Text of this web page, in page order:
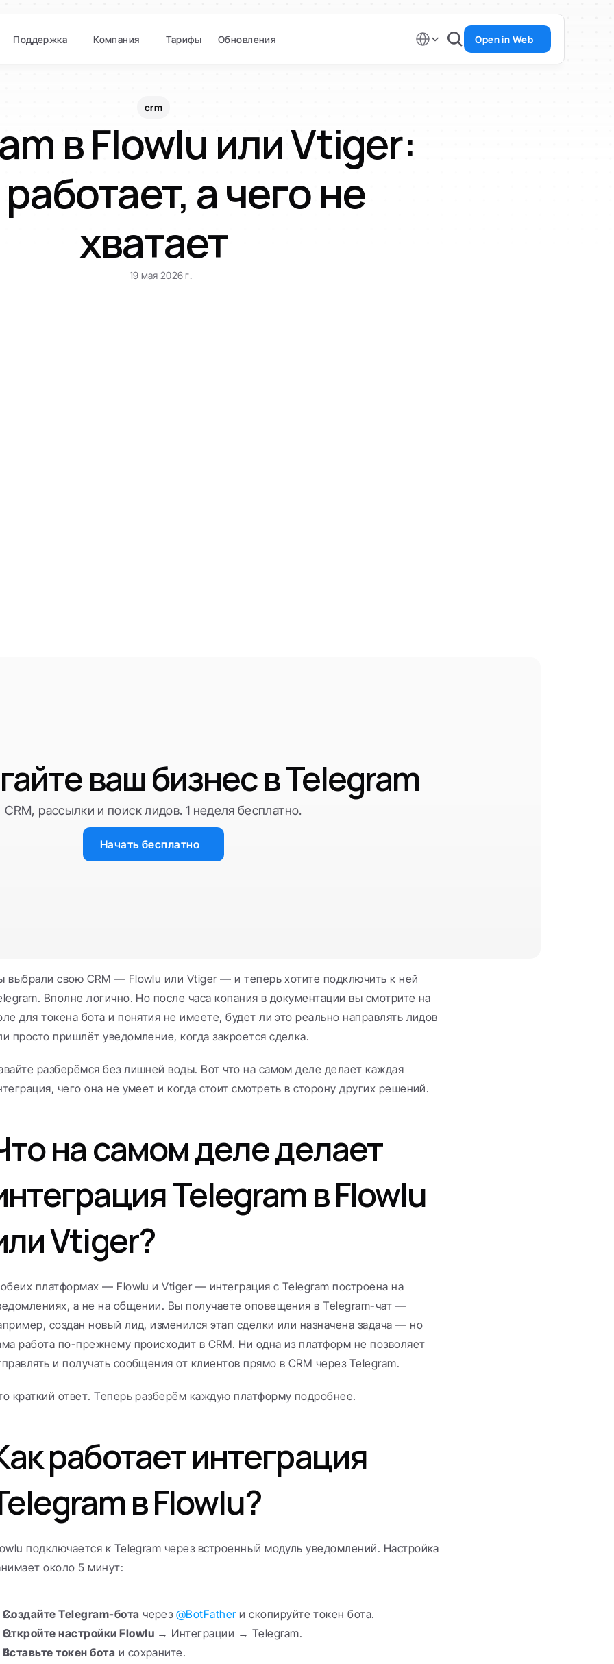
crm
в Flowlu или Vtiger:
а чего не
хватает
19 мая 2026 г.
ваш бизнес в Telegram
CRM, рассылки и поиск лидов. 1 неделя бесплатно.
Начать бесплатно
выбрали свою CRM — Flowlu или Vtiger — и теперь хотите подключить к ней
Вполне логично. Но после часа копания в документации вы смотрите на
для токена бота и понятия не имеете, будет ли это реально направлять лидов
просто пришлёт уведомление, когда закроется сделка.
разберёмся без лишней воды. Вот что на самом деле делает каждая
чего она не умеет и когда стоит смотреть в сторону других решений.
на самом деле делает
Telegram в Flowlu
Vtiger?
платформах — Flowlu и Vtiger — интеграция с Telegram построена на
а не на общении. Вы получаете оповещения в Telegram-чат —
создан новый лид, изменился этап сделки или назначена задача — но
работа по-прежнему происходит в CRM. Ни одна из платформ не позволяет
и получать сообщения от клиентов прямо в CRM через Telegram.
краткий ответ. Теперь разберём каждую платформу подробнее.
работает интеграция
в Flowlu?
подключается к Telegram через встроенный модуль уведомлений. Настройка
около 5 минут:
Создайте Telegram-бота через @BotFather и скопируйте токен бота.
Откройте настройки Flowlu → Интеграции → Telegram.
Вставьте токен бота и сохраните.
Поддержка Компания Тарифы Обновления
Select Language
Open in Web